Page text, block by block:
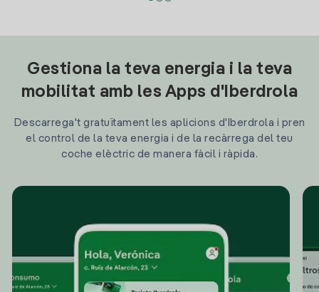
Gestiona la teva energia i la teva
mobilitat amb les Apps d'Iberdrola
Descarrega't gratuïtament les aplicions d'Iberdrola i pren
el control de la teva energia i de la recàrrega del teu
coche elèctric de manera fàcil i ràpida.